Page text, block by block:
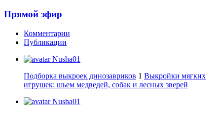
Прямой эфир
Комментарии
Публикации
Nusha01
Подборка выкроек динозавриков 1 Выкройки мягких
игрушек: шьем медведей, собак и лесных зверей
Nusha01